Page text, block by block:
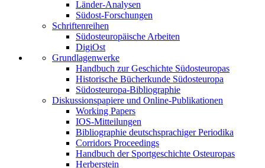
Länder-Analysen
Südost-Forschungen
Schriftenreihen
Südosteuropäische Arbeiten
DigiOst
Grundlagenwerke
Handbuch zur Geschichte Südosteuropas
Historische Bücherkunde Südosteuropa
Südosteuropa-Bibliographie
Diskussionspapiere und Online-Publikationen
Working Papers
IOS-Mitteilungen
Bibliographie deutschsprachiger Periodika
Corridors Proceedings
Handbuch der Sportgeschichte Osteuropas
Herberstein